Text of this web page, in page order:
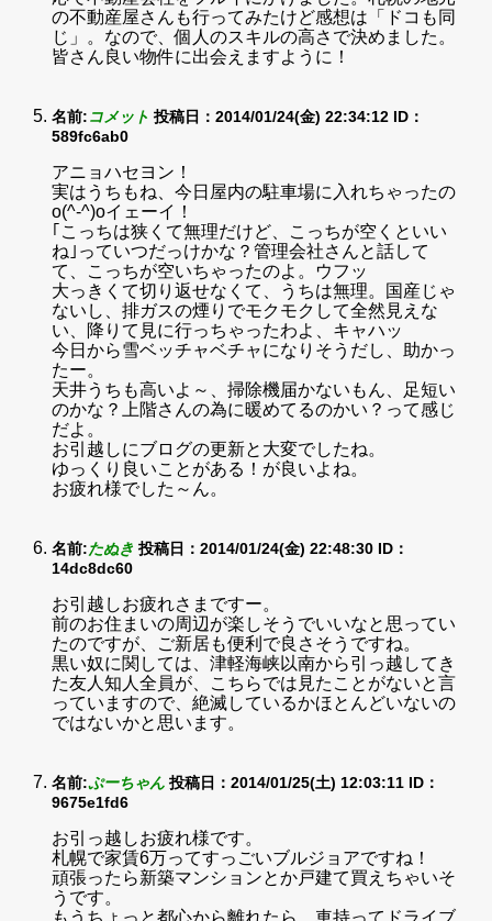
の不動産屋さんも行ってみたけど感想は「ドコも同
じ」。なので、個人のスキルの高さで決めました。
皆さん良い物件に出会えますように！
名前:コメット 投稿日：2014/01/24(金) 22:34:12 ID：
589fc6ab0
アニョハセヨン！
実はうちもね、今日屋内の駐車場に入れちゃったの
o(^-^)oイェーイ！
｢こっちは狭くて無理だけど、こっちが空くといい
ね｣っていつだっけかな？管理会社さんと話して
て、こっちが空いちゃったのよ。ウフッ
大っきくて切り返せなくて、うちは無理。国産じゃ
ないし、排ガスの煙りでモクモクして全然見えな
い、降りて見に行っちゃったわよ、キャハッ
今日から雪ベッチャベチャになりそうだし、助かっ
たー。
天井うちも高いよ～、掃除機届かないもん、足短い
のかな？上階さんの為に暖めてるのかい？って感じ
だよ。
お引越しにブログの更新と大変でしたね。
ゆっくり良いことがある！が良いよね。
お疲れ様でした～ん。
名前:たぬき 投稿日：2014/01/24(金) 22:48:30 ID：
14dc8dc60
お引越しお疲れさまですー。
前のお住まいの周辺が楽しそうでいいなと思ってい
たのですが、ご新居も便利で良さそうですね。
黒い奴に関しては、津軽海峡以南から引っ越してき
た友人知人全員が、こちらでは見たことがないと言
っていますので、絶滅しているかほとんどいないの
ではないかと思います。
名前:ぷーちゃん 投稿日：2014/01/25(土) 12:03:11 ID：
9675e1fd6
お引っ越しお疲れ様です。
札幌で家賃6万ってすっごいブルジョアですね！
頑張ったら新築マンションとか戸建て買えちゃいそ
うです。
もうちょっと都心から離れたら、車持ってドライブ